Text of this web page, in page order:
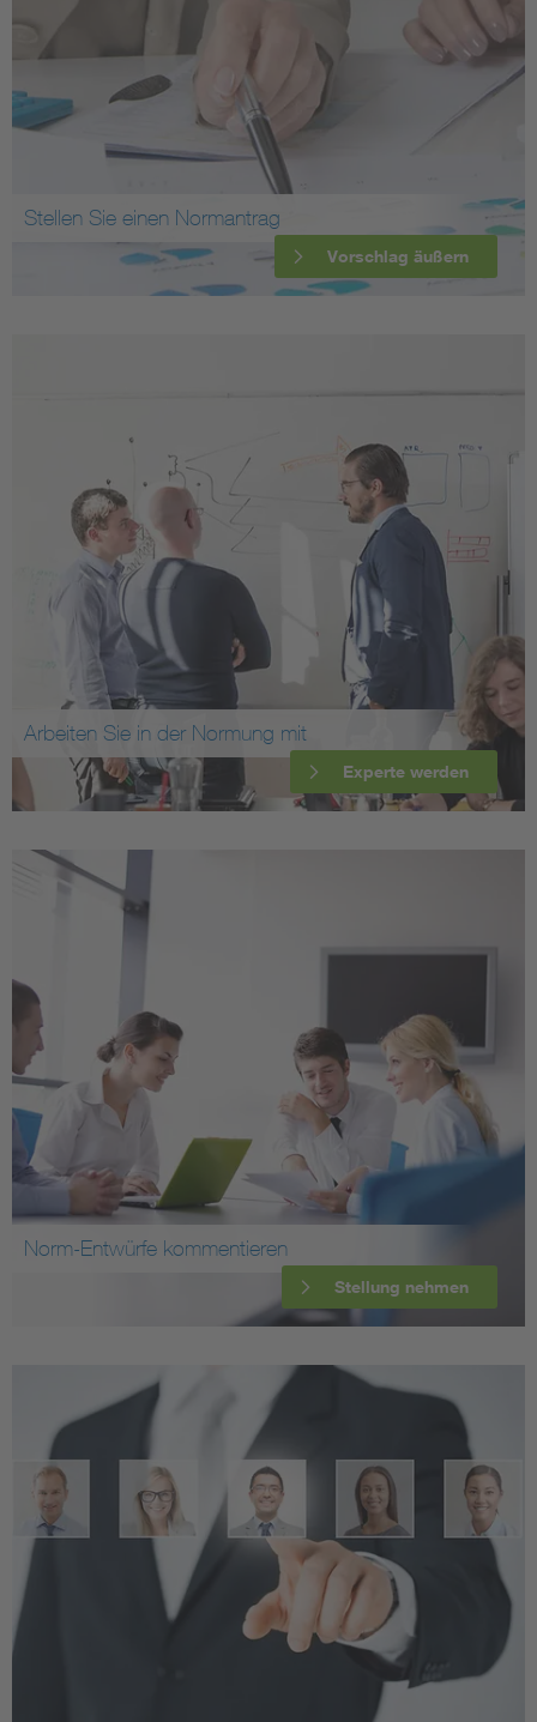
Stellen Sie einen Normantrag
Vorschlag äußern
Arbeiten Sie in der Normung mit
Experte werden
Norm-Entwürfe kommentieren
Stellung nehmen